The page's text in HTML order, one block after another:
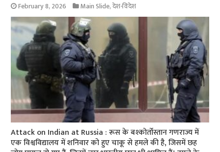
February 8, 2026 Main Slide,देश-विदेश
Attack on Indian at Russia : रूस के बश्कोर्तोस्तान गणराज्य में
एक विश्वविद्यालय में शनिवार को हुए चाकू से हमले की है, जिसमें छह